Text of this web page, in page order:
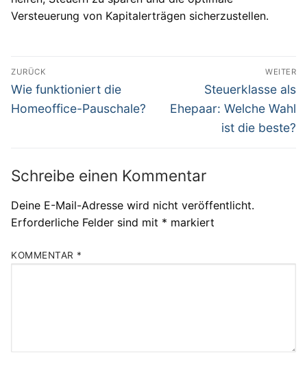
Versteuerung von Kapitalerträgen sicherzustellen.
Beitragsnavigation
ZURÜCK
Vorheriger
Beitrag:
Wie funktioniert die
Homeoffice-Pauschale?
WEITER
Nächster
Beitrag:
Steuerklasse als
Ehepaar: Welche Wahl
ist die beste?
Schreibe einen Kommentar
Deine E-Mail-Adresse wird nicht veröffentlicht.
Erforderliche Felder sind mit * markiert
KOMMENTAR *